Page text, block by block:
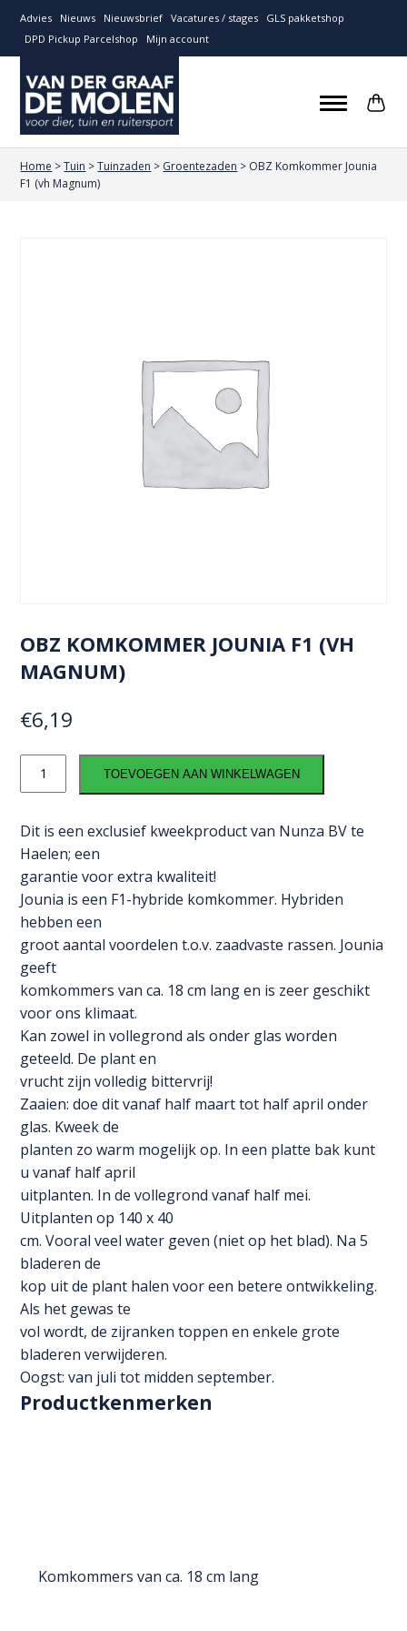
Advies Nieuws Nieuwsbrief Vacatures / stages
GLS pakketshop
DPD Pickup Parcelshop
Mijn account
Home >Tuin >Tuinzaden > Groentezaden > OBZ Komkommer Jounia
F1 (vh Magnum)
OBZ KOMKOMMER JOUNIA F1 (VH
MAGNUM)
€6,19
Komkommer
F1
Magnum)
aantal
TOEVOEGEN AAN WINKELWAGEN
Dit is een exclusief kweekproduct van Nunza BV te
Haelen; een
garantie voor extra kwaliteit!
Jounia is een F1-hybride komkommer. Hybriden
hebben een
groot aantal voordelen t.o.v. zaadvaste rassen. Jounia
geeft
komkommers van ca. 18 cm lang en is zeer geschikt
voor ons klimaat.
Kan zowel in vollegrond als onder glas worden
geteeld. De plant en
vrucht zijn volledig bittervrij!
Zaaien: doe dit vanaf half maart tot half april onder
glas. Kweek de
planten zo warm mogelijk op. In een platte bak kunt
u vanaf half april
uitplanten. In de vollegrond vanaf half mei.
Uitplanten op 140 x 40
cm. Vooral veel water geven (niet op het blad). Na 5
bladeren de
kop uit de plant halen voor een betere ontwikkeling.
Als het gewas te
vol wordt, de zijranken toppen en enkele grote
bladeren verwijderen.
Oogst: van juli tot midden september.
Productkenmerken
Zaaitijd binnen tot april